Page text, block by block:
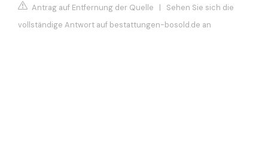
Antrag auf Entfernung der Quelle | Sehen Sie sich die
vollständige Antwort auf bestattungen-bosold.de an